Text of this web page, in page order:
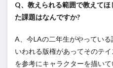
Q、教えられる範囲で教えて
た課題はなんですか?
A、今LAの二年生がやってい
いわれる版権があってそのテ
を参考にキャラクターを描いて